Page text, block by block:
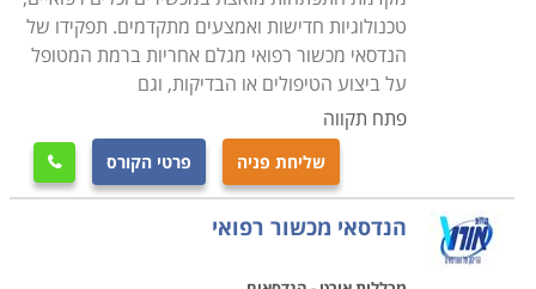
פעם הדרכות אישיות או מרוכזות לצוות הרפואי והמנהלתי
בנוגע לשימוש הנכון והמדוייק בציוד.
הבדל נוסף ומהותי בין טכנאי רגיל לטכנאי ציוד רפואי הוא
כמובן זהות ומהות המעסיק. אם טכנאי סטנדרטי פועל בדרך
כלל במעבדות פרטיות, במתן שירות נייד בתור עצמאי, או
כשכיר בשירות לקוחות יבואן מסויים, הרי שהטכנאי הרפואי
עובד עבור ארגונים מענף הרפואה, אשר מאופיין במשכורות
גבוהות יותר הן בסקטור הציבורי והן בזה הפרטי, ובתנאי
טכנולוגיות חדישות ואמצעים מתקדמים. תפקידו של
הנדסאי מכשור רפואי מגלם אחריות ברמת המטופל
על ביצוע הטיפולים או הבדיקות, וגם
פתח תקווה
שליחת פניה פרטי הקורס 
הנדסאי מכשור רפואי